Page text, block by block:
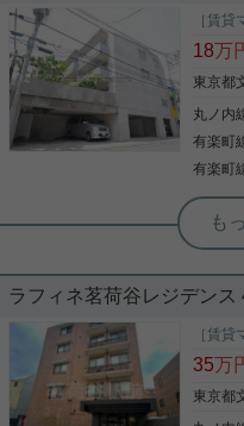
期借家契
き！ 洋
ダブルロックで
いませ！ ★お電話でのご相談もお気軽にど
5021
写真(9)
実用春日ホーム 茗荷谷駅前
室乾
ご覧頂
ューリ
ロック
な環境です。 南向きのリビ
めのト
覧可能
写真(9)
［賃貸
18万
東京都
丸ノ内
有楽町
有楽町
実用春日ホーム 小石川店 ス
駐輪
歩いて
ります
す。必
活を手
ラフィネ茗荷谷レジデンス
［賃貸
35万
東京都